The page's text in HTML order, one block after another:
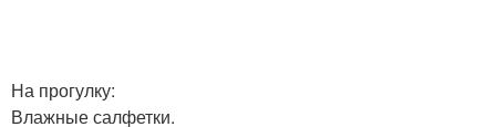
На прогулку:
Влажные салфетки.